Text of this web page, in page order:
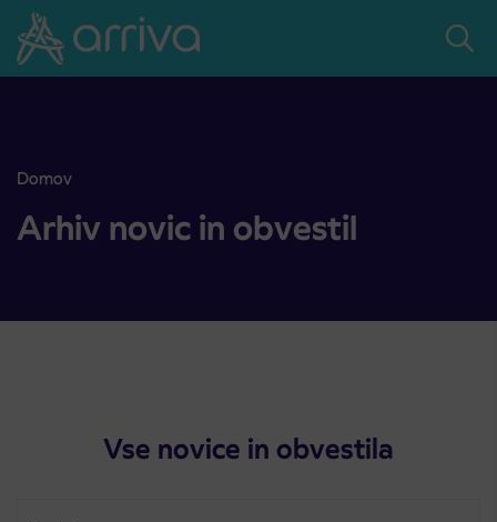
Skoči na vsebino
Domov
Prodajno mesto na AP Sežana 4. 8. 2026 zaprto
Arhiv novic in obvestil
Vse novice in obvestila